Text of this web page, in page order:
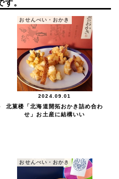
。
おせんべい・おかき
2024.09.01
北菓楼「北海道開拓おかき詰め合わ
せ」お土産に結構いい
おせんべい・おかき